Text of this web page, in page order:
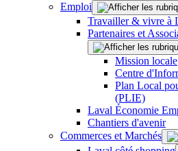
Emploi
Travailler & vivre à
Partenaires et
Mission locale
Centre
Plan Local
(PLIE)
Laval Économie
Chantiers d'avenir
Commerces et Marchés